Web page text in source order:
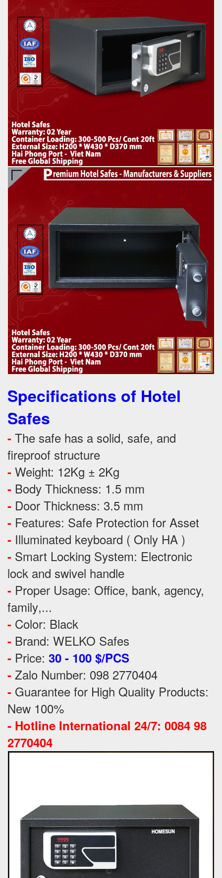
Specifications of Hotel
Safes
- The safe has a solid, safe, and
fireproof structure
- Weight: 12Kg ± 2Kg
- Body Thickness: 1.5 mm
- Door Thickness: 3.5 mm
- Features: Safe Protection for Asset
- Illuminated keyboard ( Only HA )
- Smart Locking System: Electronic
lock and swivel handle
- Proper Usage: Office, bank, agency,
family,...
- Color: Black
- Brand: WELKO Safes
- Price: 30 - 100 $/PCS
- Zalo Number: 098 2770404
- Guarantee for High Quality Products:
New 100%
- Hotline International 24/7: 0084 98
2770404